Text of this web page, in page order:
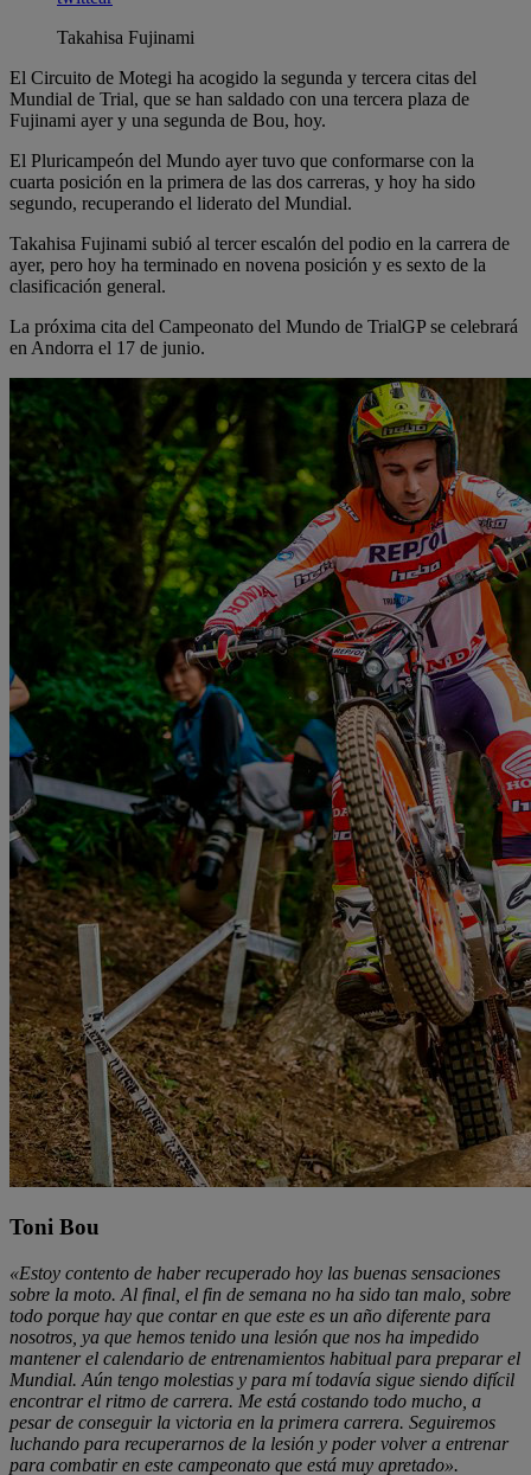
Takahisa Fujinami
El Circuito de Motegi ha acogido la segunda y tercera citas del
Mundial de Trial, que se han saldado con una tercera plaza de
Fujinami ayer y una segunda de Bou, hoy.
El Pluricampeón del Mundo ayer tuvo que conformarse con la
cuarta posición en la primera de las dos carreras, y hoy ha sido
segundo, recuperando el liderato del Mundial.
Takahisa Fujinami subió al tercer escalón del podio en la carrera de
ayer, pero hoy ha terminado en novena posición y es sexto de la
clasificación general.
La próxima cita del Campeonato del Mundo de TrialGP se celebrará
en Andorra el 17 de junio.
Toni Bou
«Estoy contento de haber recuperado hoy las buenas sensaciones
sobre la moto. Al final, el fin de semana no ha sido tan malo, sobre
todo porque hay que contar en que este es un año diferente para
nosotros, ya que hemos tenido una lesión que nos ha impedido
mantener el calendario de entrenamientos habitual para preparar el
Mundial. Aún tengo molestias y para mí todavía sigue siendo difícil
encontrar el ritmo de carrera. Me está costando todo mucho, a
pesar de conseguir la victoria en la primera carrera. Seguiremos
luchando para recuperarnos de la lesión y poder volver a entrenar
para combatir en este campeonato que está muy apretado».